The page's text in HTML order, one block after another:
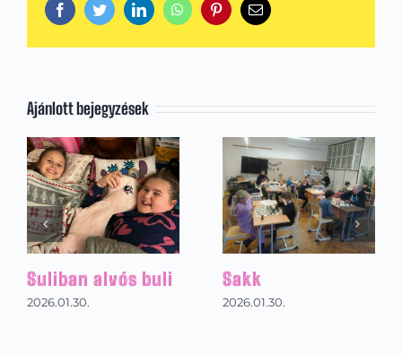
FacebookTwitterLinkedInWhatsAppPinterestEmail:
Ajánlott bejegyzések
Suliban alvós buli
2026.01.30.
Sakk
2026.01.30.